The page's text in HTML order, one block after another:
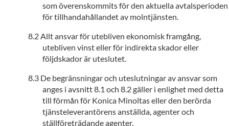
som överenskommits för den aktuella avtalsperioden
för tillhandahållandet av molntjänsten.
Allt ansvar för utebliven ekonomisk framgång,
utebliven vinst eller för indirekta skador eller
följdskador är uteslutet.
De begränsningar och uteslutningar av ansvar som
anges i avsnitt 8.1 och 8.2 gäller i enlighet med detta
till förmån för Konica Minoltas eller den berörda
tjänsteleverantörens anställda, agenter och
ställföreträdande agenter.